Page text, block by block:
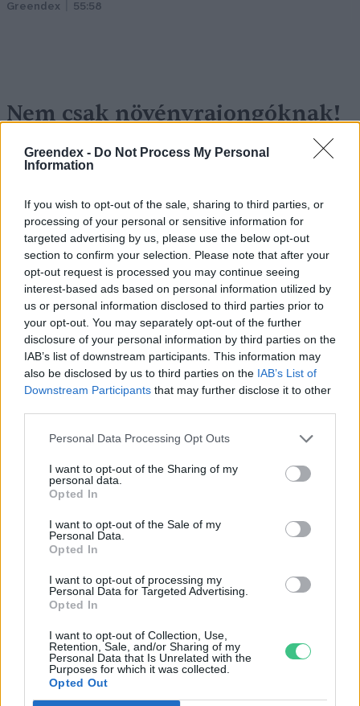
Greendex - Do Not Process My Personal
Information
If you wish to opt-out of the sale, sharing to third parties, or
processing of your personal or sensitive information for
targeted advertising by us, please use the below opt-out
section to confirm your selection. Please note that after your
opt-out request is processed you may continue seeing
interest-based ads based on personal information utilized by
us or personal information disclosed to third parties prior to
your opt-out. You may separately opt-out of the further
disclosure of your personal information by third parties on the
IAB’s list of downstream participants. This information may
also be disclosed by us to third parties on the IAB’s List of
Downstream Participants that may further disclose it to other
Personal Data Processing Opt Outs
I want to opt-out of the Sharing of my
personal data.
Opted In
I want to opt-out of the Sale of my
Personal Data.
Opted In
I want to opt-out of processing my
Personal Data for Targeted Advertising.
Opted In
I want to opt-out of Collection, Use,
Retention, Sale, and/or Sharing of my
Personal Data that Is Unrelated with the
Purposes for which it was collected.
Opted Out
Greendex 55:58
Nem csak növényrajongóknak!
– 8 arborétum, amelyet
érdemes meglátogatni
is. A jó idő beköszöntével érdemes minél többet felkeresni.
Szedd magad őszibarack: itt vannak
a legjobb lelőhelyek!